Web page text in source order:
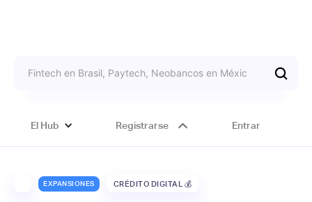
El Hub Registrarse Entrar
EXPANSIONES CRÉDITO DIGITAL 💰